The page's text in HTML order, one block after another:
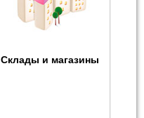
Склады и магазины